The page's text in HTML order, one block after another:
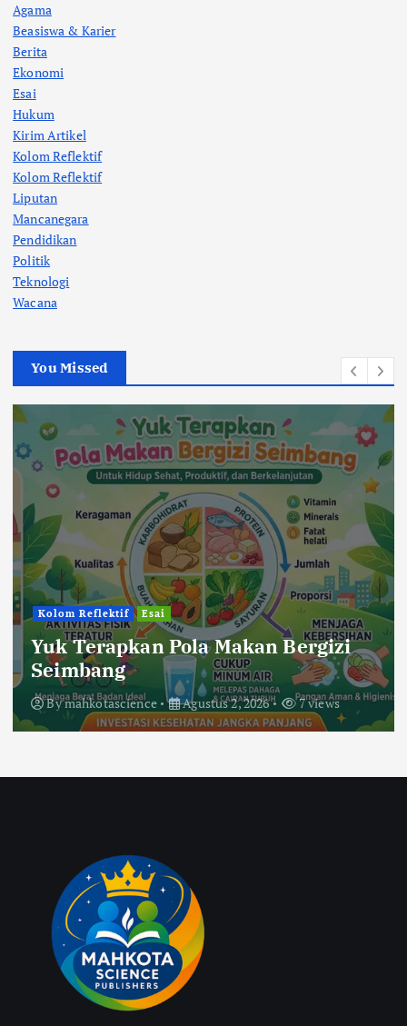
Agama
Beasiswa & Karier
Berita
Ekonomi
Esai
Hukum
Kirim Artikel
Kolom Reflektif
Kolom Reflektif
Liputan
Mancanegara
Pendidikan
Politik
Teknologi
Wacana
You Missed
Berita Pendidikan
Bercanda Kok Bikin Sedih?
Kelompok KKP 194 UIN Mataram di
Desa Sigar Penjalin Menggaungkan
Suara Anti-Bullying dari SDN 5
Sigar Penjalin
Bymahkotascience Agustus 2, 2026 24 views